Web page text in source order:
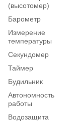
(высотомер)
Барометр
Измерение
температуры
Секундомер
Таймер
Будильник
Автономность
работы
Водозащита